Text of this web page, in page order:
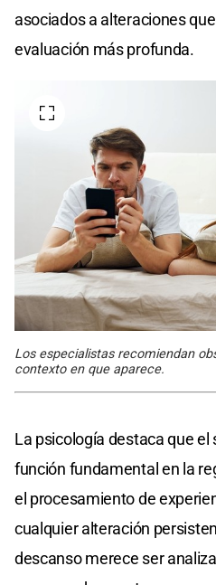
asociados a alteraciones
evaluación más profunda.
Los especialistas recomiendan
contexto en que aparece.
La psicología destaca que el
función fundamental en la
el procesamiento de
cualquier alteración
descanso merece ser